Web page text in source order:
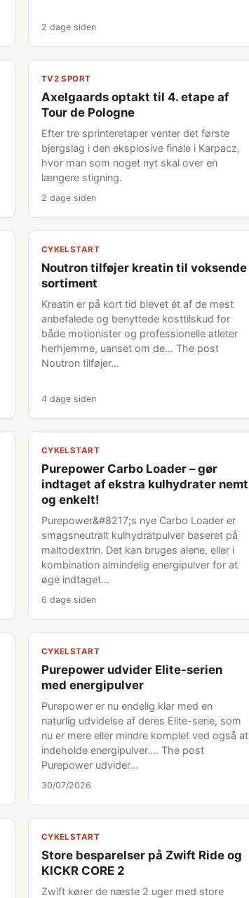
2 dage siden
TV2 SPORT
Axelgaards optakt til 4. etape af
Tour de Pologne
Efter tre sprinteretaper venter det første
bjergslag i den eksplosive finale i Karpacz,
hvor man som noget nyt skal over en
længere stigning.
2 dage siden
CYKELSTART
Noutron tilføjer kreatin til voksende
sortiment
Kreatin er på kort tid blevet ét af de mest
anbefalede og benyttede kosttilskud for
både motionister og professionelle atleter
herhjemme, uanset om de... The post
Noutron tilføjer…
4 dage siden
CYKELSTART
Purepower Carbo Loader – gør
indtaget af ekstra kulhydrater nemt
og enkelt!
Purepower&#8217;s nye Carbo Loader er
smagsneutralt kulhydratpulver baseret på
maltodextrin. Det kan bruges alene, eller i
kombination almindelig energipulver for at
øge indtaget…
6 dage siden
CYKELSTART
Purepower udvider Elite-serien
med energipulver
Purepower er nu endelig klar med en
naturlig udvidelse af deres Elite-serie, som
nu er mere eller mindre komplet ved også at
indeholde energipulver.... The post
Purepower udvider…
30/07/2026
CYKELSTART
Store besparelser på Zwift Ride og
KICKR CORE 2
Zwift kører de næste 2 uger med store